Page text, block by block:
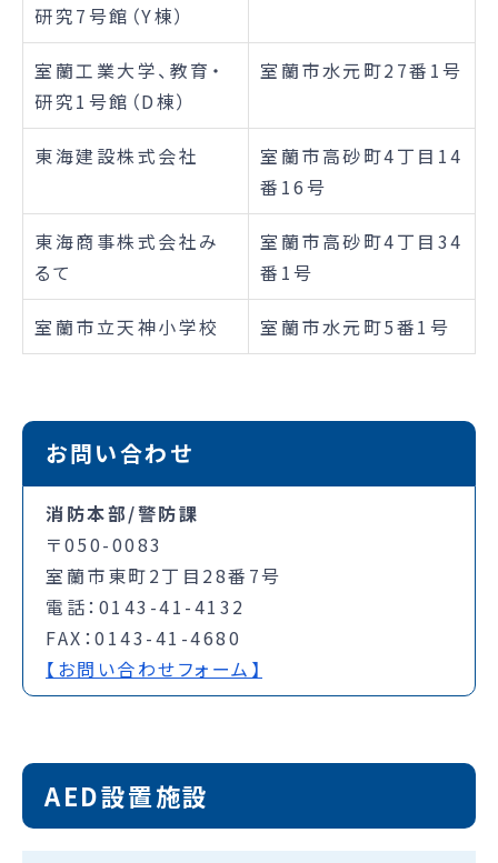
研究7号館（Y棟）
室蘭工業大学、教育・
研究1号館（D棟）
室蘭市水元町27番1号
東海建設株式会社
室蘭市高砂町4丁目14
番16号
東海商事株式会社み
るて
室蘭市高砂町4丁目34
番1号
室蘭市立天神小学校 室蘭市水元町5番1号
お問い合わせ
消防本部/警防課
〒050-0083
室蘭市東町2丁目28番7号
電話：0143-41-4132
FAX：0143-41-4680
【お問い合わせフォーム】
AED設置施設